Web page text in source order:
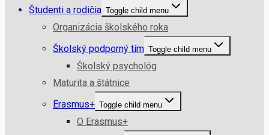
Študenti a rodičia Toggle child menu
Organizácia školského roka
Školský podporný tím Toggle child menu
Školský psychológ
Maturita a štátnice
Erasmus+ Toggle child menu
O Erasmus+